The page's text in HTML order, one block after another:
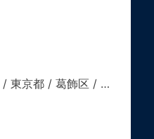
/ 東京都 / 葛飾区 / …